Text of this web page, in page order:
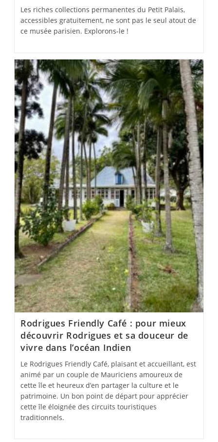
Les riches collections permanentes du Petit Palais,
accessibles gratuitement, ne sont pas le seul atout de
ce musée parisien. Explorons-le !
Rodrigues Friendly Café : pour mieux
découvrir Rodrigues et sa douceur de
vivre dans l’océan Indien
Le Rodrigues Friendly Café, plaisant et accueillant, est
animé par un couple de Mauriciens amoureux de
cette île et heureux d’en partager la culture et le
patrimoine. Un bon point de départ pour apprécier
cette île éloignée des circuits touristiques
traditionnels.